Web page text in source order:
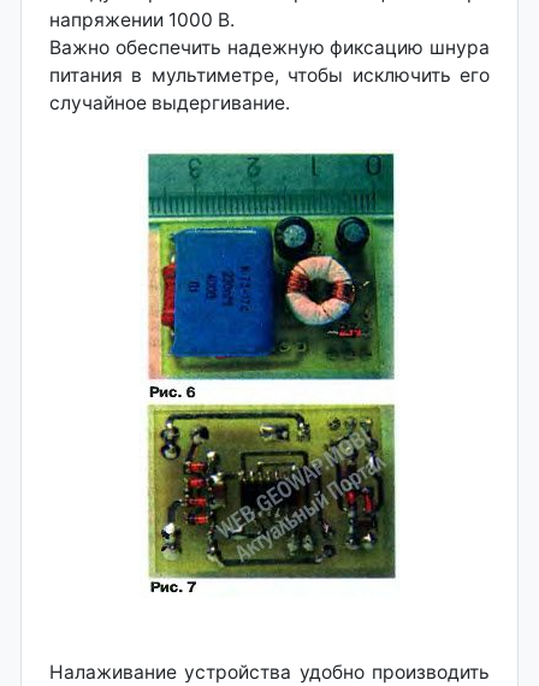
напряжении 1000 В.
Важно обеспечить надежную фиксацию шнура
питания в мультиметре, чтобы исключить его
случайное выдергивание.
Налаживание устройства удобно производить